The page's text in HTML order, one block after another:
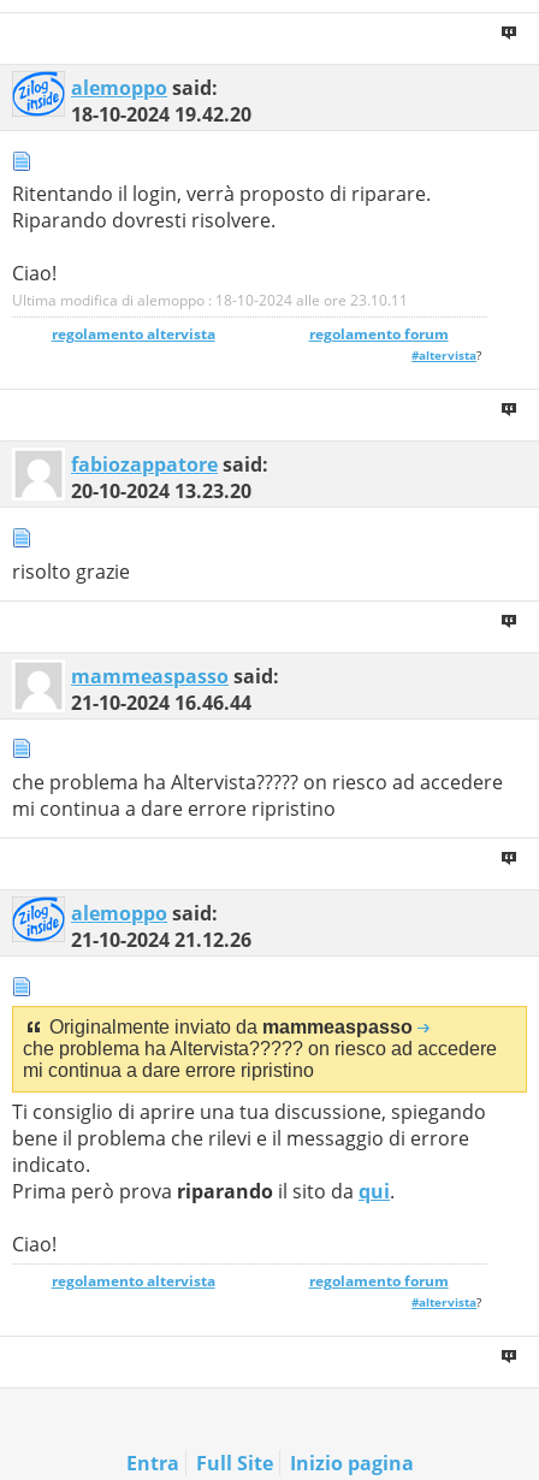
alemopposaid:
18-10-2024 19.42.20
Ritentando il login, verrà proposto di riparare.
Riparando dovresti risolvere.
Ciao!
Ultima modifica di alemoppo : 18-10-2024 alle ore 23.10.11
regolamento altervista_______________ regolamento forum
#altervista?
fabiozappatoresaid:
20-10-2024 13.23.20
risolto grazie
mammeaspassosaid:
21-10-2024 16.46.44
che problema ha Altervista????? on riesco ad accedere
mi continua a dare errore ripristino
alemopposaid:
21-10-202421.12.26
Originalmente inviato da mammeaspasso
che problema ha Altervista????? on riesco ad accedere
mi continua a dare errore ripristino
Ti consiglio di aprire una tua discussione, spiegando
bene il problema che rilevi e il messaggio di errore
indicato.
Prima però prova riparando il sito da qui.
Ciao!
regolamento altervista_______________ regolamento forum
#altervista?
Entra Full Site Inizio pagina